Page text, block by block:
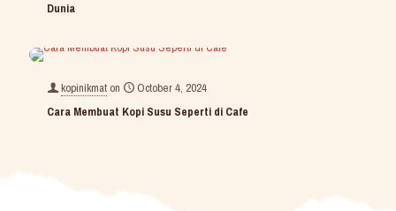
Dunia
kopinikmat on
October 4, 2024
Cara Membuat Kopi Susu Seperti di Cafe